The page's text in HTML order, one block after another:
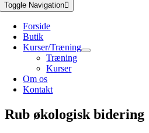
Toggle Navigation
Forside
Butik
Kurser/Træning
Træning
Kurser
Om os
Kontakt
Rub økologisk bidering